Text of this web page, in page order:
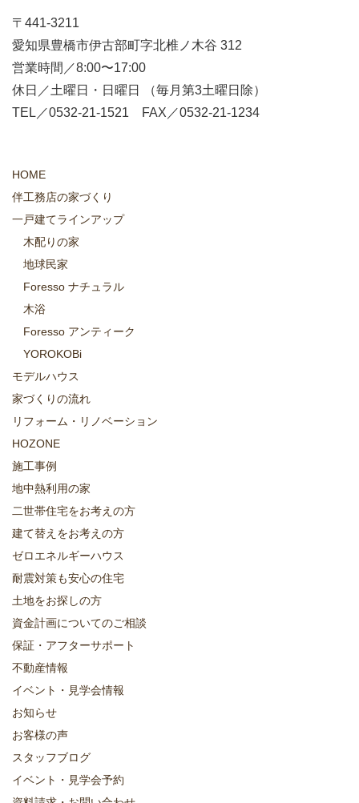
〒441-3211
愛知県豊橋市伊古部町字北椎ノ木谷 312
営業時間／8:00〜17:00
休日／土曜日・日曜日 （毎月第3土曜日除）
TEL／0532-21-1521 FAX／0532-21-1234
HOME
伴工務店の家づくり
一戸建てラインアップ
木配りの家
地球民家
Foresso ナチュラル
木浴
Foresso アンティーク
YOROKOBi
モデルハウス
家づくりの流れ
リフォーム・リノベーション
HOZONE
施工事例
地中熱利用の家
二世帯住宅をお考えの方
建て替えをお考えの方
ゼロエネルギーハウス
耐震対策も安心の住宅
土地をお探しの方
資金計画についてのご相談
保証・アフターサポート
不動産情報
イベント・見学会情報
お知らせ
お客様の声
スタッフブログ
イベント・見学会予約